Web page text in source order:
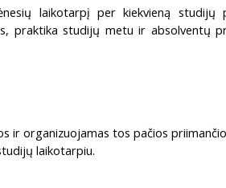
laikotarpį per kiekvieną studijų
praktika studijų metu ir absolventų
ir organizuojamas tos pačios
laikotarpiu.